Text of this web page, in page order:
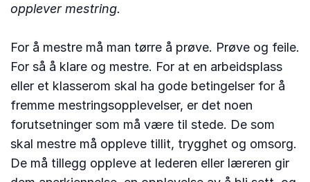
opplever mestring.
For å mestre må man tørre å prøve. Prøve og feile.
For så å klare og mestre. For at en arbeidsplass
eller et klasserom skal ha gode betingelser for å
fremme mestringsopplevelser, er det noen
forutsetninger som må være til stede. De som
skal mestre må oppleve tillit, trygghet og omsorg.
De må tillegg oppleve at lederen eller læreren gir